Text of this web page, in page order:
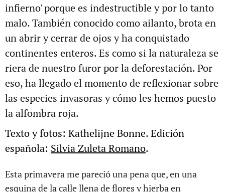
infierno' porque es indestructible y por lo tanto
malo. También conocido como ailanto, brota en
un abrir y cerrar de ojos y ha conquistado
continentes enteros. Es como si la naturaleza se
riera de nuestro furor por la deforestación.Por
eso, ha llegado el momento de reflexionar sobre
las especies invasoras y cómo les hemos puesto
la alfombra roja.
Texto y fotos: Kathelijne Bonne. Edición
española: Silvia Zuleta Romano.
Esta primavera me pareció una pena que, en una
esquina de la calle llena de flores y hierba en